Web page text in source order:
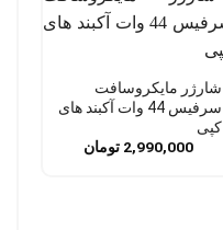
شارژر مایکروسافت
سرفیس 44 وات آکبند های
کپی
2,990,000 تومان